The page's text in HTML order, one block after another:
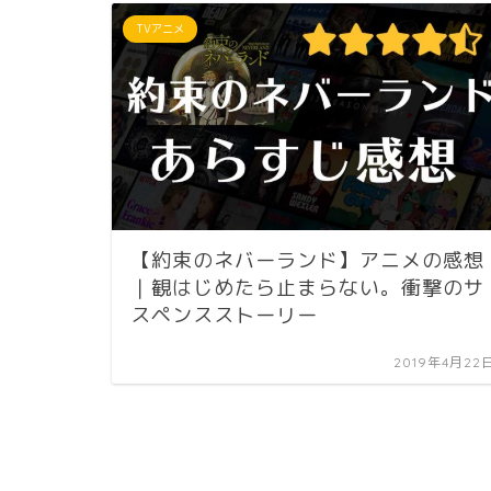
TVアニメ
【約束のネバーランド】アニメの感想
｜観はじめたら止まらない。衝撃のサ
スペンスストーリー
2019年4月22